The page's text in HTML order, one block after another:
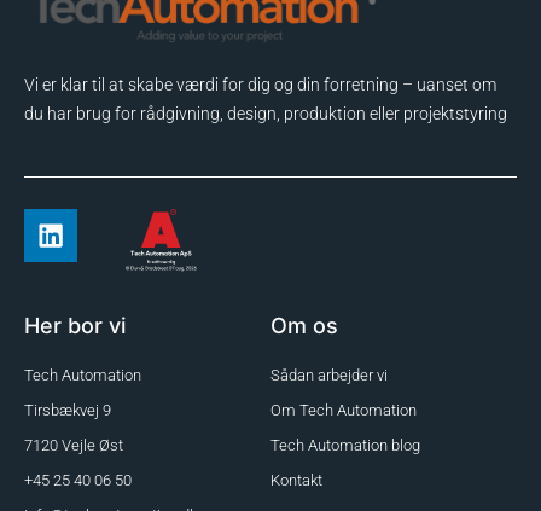
Vi er klar til at skabe værdi for dig og din forretning – uanset om
du har brug for rådgivning, design, produktion eller projektstyring
Her bor vi
Tech Automation
Tirsbækvej 9
7120 Vejle Øst
+45 25 40 06 50
Om os
Sådan arbejder vi
Om Tech Automation
Tech Automation blog
Kontakt